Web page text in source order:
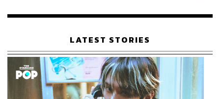
เรือนไทยที่ถูกซุกไว้
LATEST STORIES